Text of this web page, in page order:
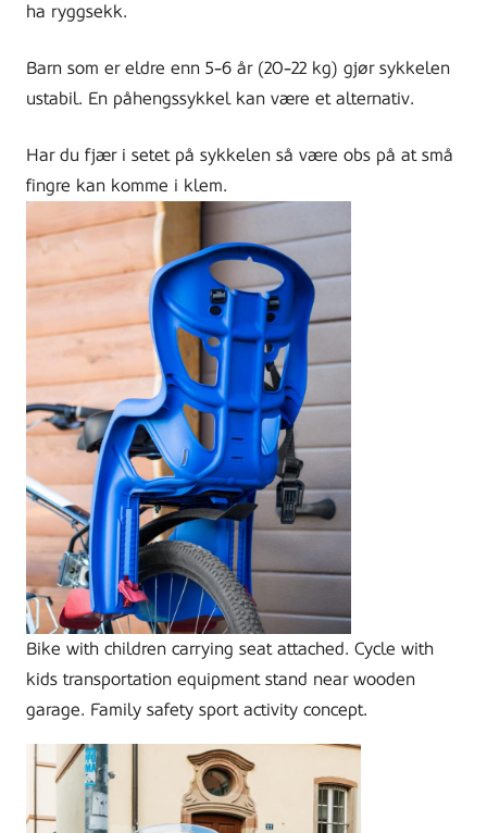
ha ryggsekk.
Barn som er eldre enn 5-6 år (20-22 kg) gjør sykkelen
ustabil. En påhengssykkel kan være et alternativ.
Har du fjær i setet på sykkelen så være obs på at små
fingre kan komme i klem.
Bike with children carrying seat attached. Cycle with
kids transportation equipment stand near wooden
garage. Family safety sport activity concept.